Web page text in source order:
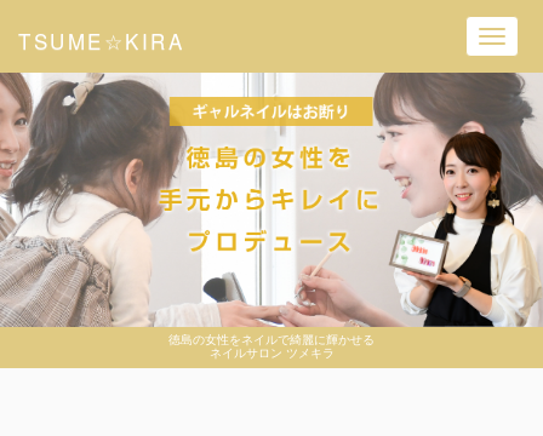
徳島の女性をネイルで綺麗に輝かせる
ネイルサロン ツメキラ
TSUME☆KIRA